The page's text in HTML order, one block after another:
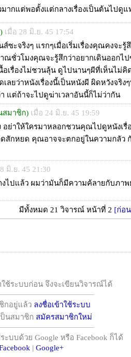
ากแต่พอตั้งแต่กลางเรื่องเป็นต้นไปดูแ
เมื่อ 28 มิ.ย. 45 17:54
ะจริงๆ แรกๆเมื่อเริ่มเรื่องคุณคงจะรู้สึ
ชั่วโมงคุณจะรู้สึกว่าอยากเดินออกไปซ
อเรื่องไม่ชวนลุ้น ดูไปนานๆผีที่เห็นไม่
เลยว่าหนังเรื่องนี้เป็นหนังผี ผิดหวังจริ
แต่ถ้าจะไปดูฆ่าเวลาอันนี้ก็ไม่ว่ากัน
สมาชิก) เมื่อ 24 มิ.ย. 45 19:59
ย่าให้ใครมาหลอกชวนคุณไปดูหนังเรื่
สักหยด คุณอาจจะตกอยู่ในความกลัว
มิ.ย. 45 21:30
ไปแล้ว ผมว่ามันก็มีความค้ลายกับภาพ
มีทั้งหมด 21 วิจารณ์ หน้าที่ 2 [ก่อ
ใช้ระบบก่อน จึงจะเขียนวิจารณ์ได้
กอยู่แล้ว ลงชื่อเข้าใช้ระบบ
ป็นสมาชิก สมัครสมาชิกใหม่
ะบบด้วย Google หรือ Facebook ก็ได้
| Google+